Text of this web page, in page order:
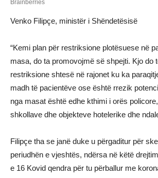
Venko Filipçe, ministër i Shëndetësisë
“Kemi plan për restriksione plotësuese në
masa, do ta promovojmë së shpejti. Kjo do
restriksione shtesë në rajonet ku ka
madh të pacientëve ose është rrezik
nga masat është edhe kthimi i orës
shkollave dhe objekteve hotelerike dhe
Filipçe tha se janë duke u përgaditur për
periudhën e vjeshtës, ndërsa në këtë
e 16 Kovid qendra për tu përballur me